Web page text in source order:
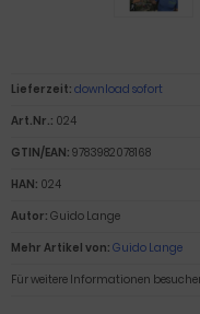
Lieferzeit: download sofort
Art.Nr.: 024
GTIN/EAN: 9783982078168
HAN: 024
Autor: Guido Lange
Mehr Artikel von: Guido Lange
Für weitere Informationen